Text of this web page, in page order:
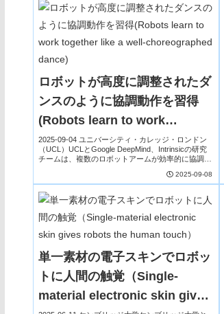
ロボットが高度に調整されたダ
ンスのように協調動作を習得
(Robots learn to work
together like a well-
choreographed dance)
2025-09-04 ユニバーシティ・カレッジ・ロンドン
（UCL）UCLとGoogle DeepMind、Intrinsicの研究
チームは、複数のロボットアームが効率的に協調で
2025-09-08
単一素材の電子スキンでロボッ
トに人間の触覚（Single-
material electronic skin gives